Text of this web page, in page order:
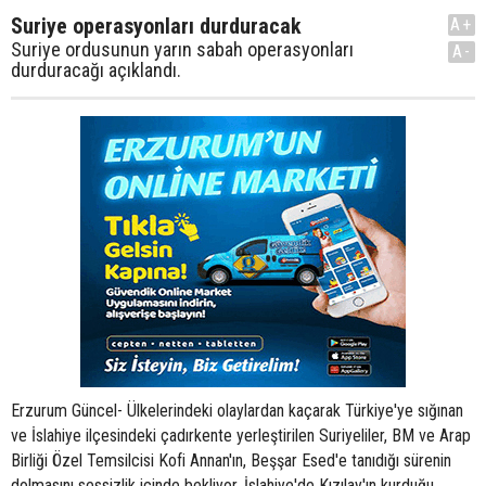
Suriye operasyonları durduracak
Suriye ordusunun yarın sabah operasyonları
durduracağı açıklandı.
A+
A-
Erzurum Güncel- Ülkelerindeki olaylardan kaçarak Türkiye'ye sığınan
ve İslahiye ilçesindeki çadırkente yerleştirilen Suriyeliler, BM ve Arap
Birliği Özel Temsilcisi Kofi Annan'ın, Beşşar Esed'e tanıdığı sürenin